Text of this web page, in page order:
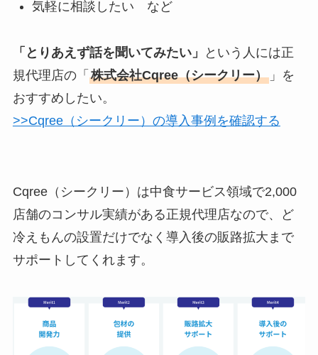
気軽に相談したい など
「とりあえず話を聞いてみたい」
という人には正
規代理店の「 株式会社Cqree（シークリー）」を
おすすめしたい。
>>Cqree（シークリー）の導入事例を確認する
Cqree（シークリー）は中食サービス領域で2,000
店舗のコンサル実績がある正規代理店なので、ど
冷えもんの設置だけでなく導入後の販路拡大まで
サポートしてくれます。